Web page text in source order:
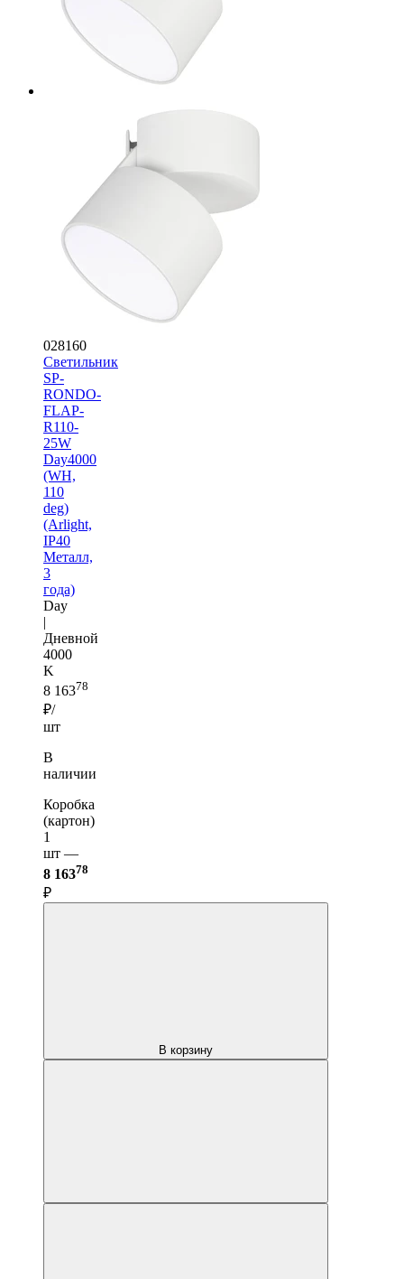
028160
Светильник
SP-
RONDO-
FLAP-
R110-
25W
Day4000
(WH,
110
deg)
(Arlight,
IP40
Металл,
3
года)
Day
|
Дневной
4000
K
8 16378
₽/
шт
В
наличии
Коробка
(картон)
1
шт —
8 16378
₽
В корзину